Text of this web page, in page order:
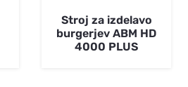
Stroj za izdelavo
burgerjev ABM HD
4000 PLUS